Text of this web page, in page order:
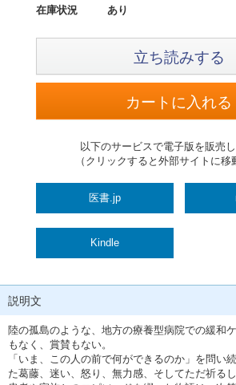
在庫状況 あり
立ち読みする
以下のサービスで電子版を販売
（クリックすると外部サイトに移
医書.jp
Kindle
説明文
陸の孤島のような、地方の療養型病院での緩
もなく、賞賛もない。
「いま、この人の前で何ができるのか」を問い
た葛藤、迷い、怒り、無力感、そしてただ祈る